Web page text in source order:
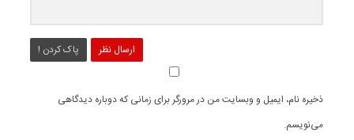
ارسال نظر پاک کردن !
ذخیره نام، ایمیل و وبسایت من در مرورگر برای زمانی که دوباره دیدگاهی
می‌نویسم.